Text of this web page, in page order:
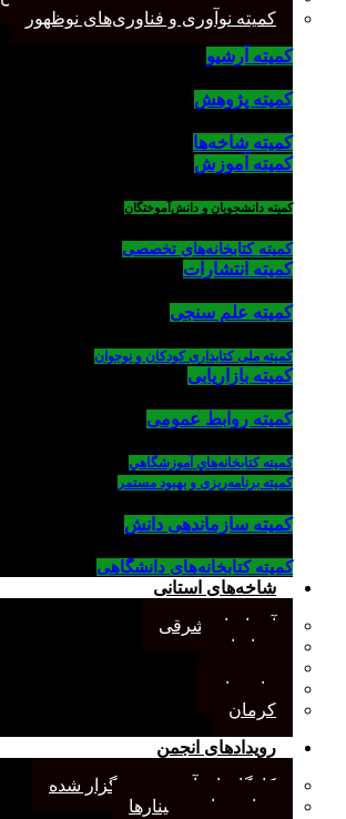
کمیته نوآوری و فناوری‌های نوظهور
کمیته آرشیو
کمیته پژوهش
کمیته شاخه‌ها
کمیته آموزش
کمیته دانشجویان و دانش‌آموختگان
کمیته کتابخانه‌های تخصصی
کمیته انتشارات
کمیته علم سنجی
کمیته ملی کتابداری کودکان و نوجوان
کمیته بازاریابی
کمیته روابط عمومی
كميته كتابخانه‌هاي آموزشگاهي
کمیته برنامه‌ریزی و بهبود مستمر
کمیته سازماندهی دانش
کمیته کتابخانه‌های دانشگاهی
شاخه‌های استانی
آذربایجان شرقی
خراسان
مازندران
کرمان
رویدادهای انجمن
کارگاههای آموزشی برگزار شده
همایش‌ها و سمینارها